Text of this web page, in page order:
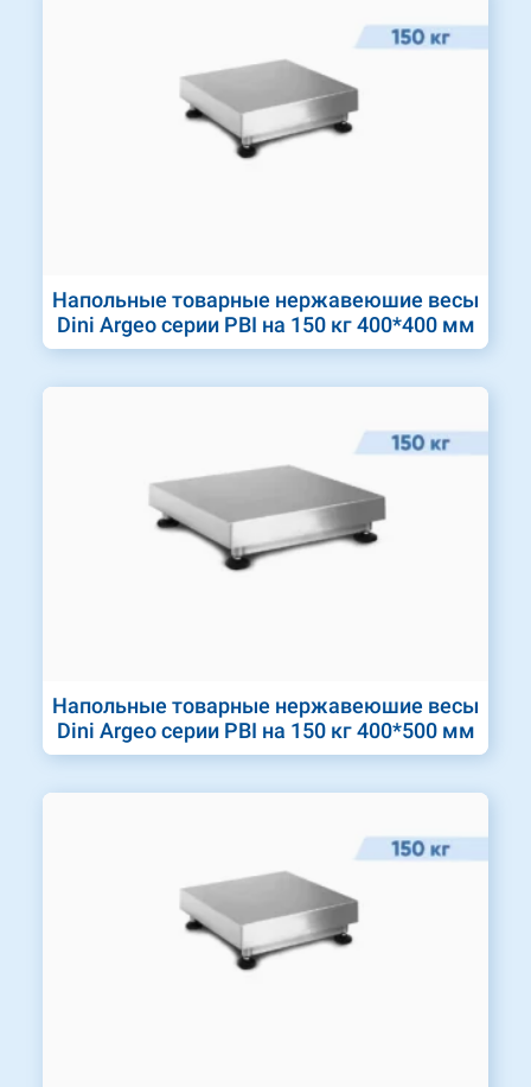
Напольные товарные нержавеюшие весы
Dini Argeo серии PBI на 150 кг 400*400 мм
Напольные товарные нержавеюшие весы
Dini Argeo серии PBI на 150 кг 400*500 мм